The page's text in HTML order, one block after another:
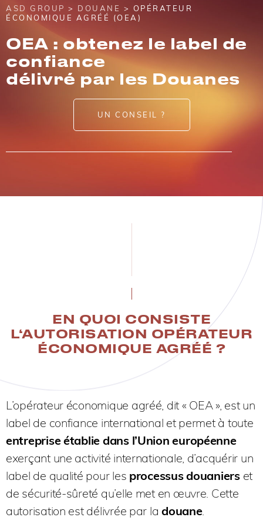
ASD GROUP > DOUANE > OPÉRATEUR
ÉCONOMIQUE AGRÉÉ (OEA)
OEA : obtenez le label de
confiance
délivré par les Douanes
UN CONSEIL ?
EN QUOI CONSISTE
L‘AUTORISATION OPÉRATEUR
ÉCONOMIQUE AGRÉÉ ?
L’opérateur économique agréé, dit « OEA », est un
label de confiance international et permet à toute
entreprise établie dans l’Union européenne
exerçant une activité internationale, d’acquérir un
label de qualité pour les processus douanierset
de sécurité-sûreté qu’elle met en œuvre. Cette
autorisation est délivrée par ladouane.